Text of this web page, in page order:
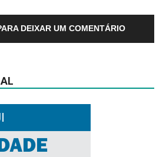
DEIXAR UM COMENTÁRIO